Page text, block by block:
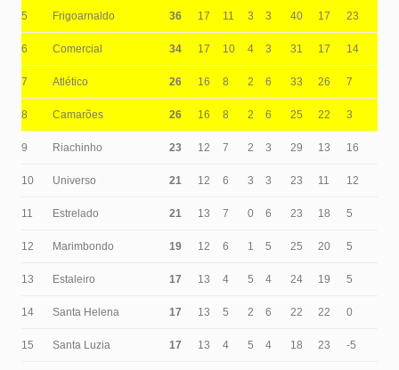
5 Frigoarnaldo 36 17 11 3 3 40 17 23
6 Comercial 34 17 10 4 3 31 17 14
7 Atlético 26 16 8 2 6 33 26 7
8 Camarões 26 16 8 2 6 25 22 3
9 Riachinho 23 12 7 2 3 29 13 16
10 Universo 21 12 6 3 3 23 11 12
11 Estrelado 21 13 7 0 6 23 18 5
12 Marimbondo 19 12 6 1 5 25 20 5
13 Estaleiro 17 13 4 5 4 24 19 5
14 Santa Helena 17 13 5 2 6 22 22 0
15 Santa Luzia 17 13 4 5 4 18 23 -5